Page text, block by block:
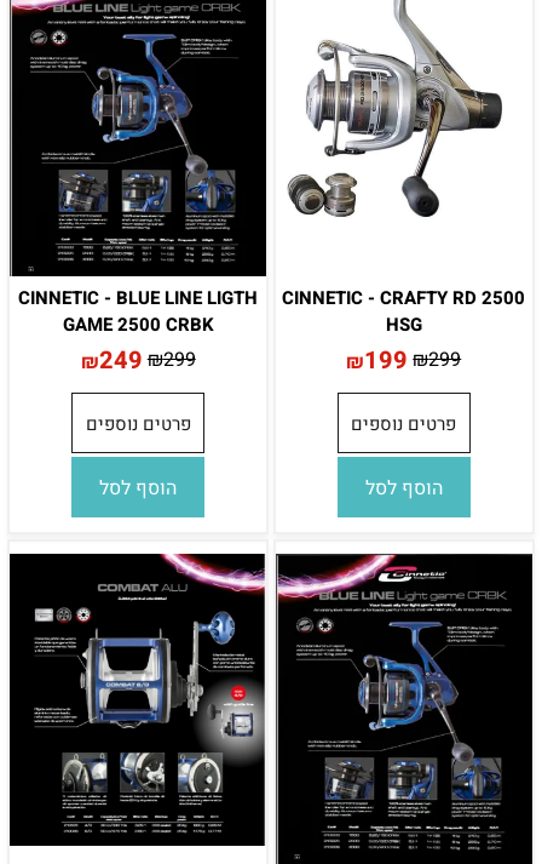
CINNETIC - CRAFTY RD 2500
HSG
₪299
₪199
פרטים נוספים
הוסף לסל
CINNETIC - BLUE LINE LIGTH
GAME 2500 CRBK
₪299
₪249
פרטים נוספים
הוסף לסל